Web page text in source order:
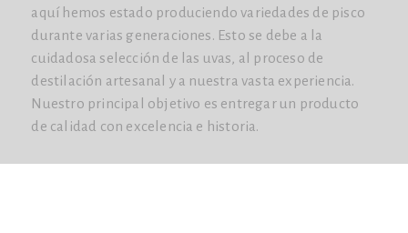
aquí hemos estado produciendo variedades de pisco
durante varias generaciones. Esto se debe a la
cuidadosa selección de las uvas, al proceso de
destilación artesanal y a nuestra vasta experiencia.
Nuestro principal objetivo es entregar un producto
de calidad con excelencia e historia.